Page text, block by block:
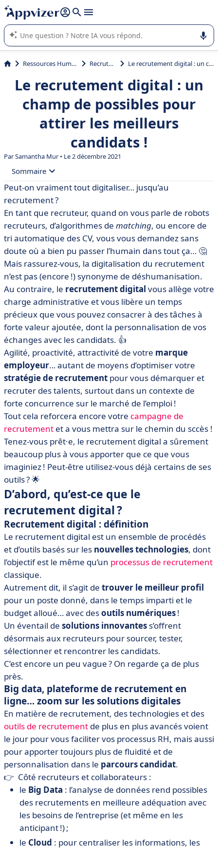
répondre (plusieurs lignes avec
L'IA de Appvizer vous guide dans l'utilisation ou la sélection de
logiciel SaaS en entreprise.
Ressources Humaines (RH) Recrutement Le recrutement digital : un champ de possibles pour attirer les meilleurs candidats !
Le recrutement digital : un
champ de possibles pour
attirer les meilleurs
candidats !
ParSamantha Mur• Le 2 décembre 2021
Sommaire
• D’abord, qu’est-ce que le recrutement digital ?
• Pourquoi mettre en place un recrutement digital ?
• Comment faire un recrutement digital ? 7 outils à
adopter !
• On résume 📝
Peut-on vraiment tout digitaliser… jusqu’au
recrutement ?
En tant que recruteur, quand on vous parle de robots
recruteurs, d’algorithmes de matching, ou encore de
tri automatique des CV, vous vous demandez sans
doute où a bien pu passer l’humain dans tout ça… 🤔
Mais rassurez-vous, la digitalisation du recrutement
n’est pas (encore !) synonyme de déshumanisation.
Au contraire, le recrutement digital vous allège votre
charge administrative et vous libère un temps
précieux que vous pouvez consacrer à des tâches à
forte valeur ajoutée, dont la personnalisation de vos
échanges avec les candidats. 👍
Agilité, proactivité, attractivité de votre marque
employeur… autant de moyens d’optimiser votre
stratégie de recrutement pour vous démarquer et
recruter des talents, surtout dans un contexte de
forte concurrence sur le marché de l’emploi !
Tout cela reforcera encore votre campagne de
recrutement et a vous mettra sur le chemin du sccès !
Tenez-vous prêt·e, le recrutement digital a sûrement
beaucoup plus à vous apporter que ce que vous
imaginiez ! Peut-être utilisez-vous déjà certains de ses
outils ? 🌟
D’abord, qu’est-ce que le
recrutement digital ?
Recrutement digital : définition
Le recrutement digital est un ensemble de procédés
et d’outils basés sur les nouvelles technologies, dont
l’objectif est le même qu’un processus de recrutement
classique.
Autrement dit, il s’agit de trouver le meilleur profil
pour un poste donné, dans le temps imparti et le
budget alloué… avec desoutils numériques!
Un éventail de solutions innovantes s’offrent
désormais aux recruteurs pour sourcer, tester,
sélectionner et rencontrer les candidats.
C’est encore un peu vague ? On regarde ça de plus
près.
Big data, plateforme de recrutement en
ligne… zoom sur les solutions digitales
En matière de recrutement, des technologies et des
outils de recrutement de plus en plus avancés voient
le jour pour vous faciliter vos processus RH, mais aussi
pour apporter toujours plus de fluidité et de
personnalisation dans le parcours candidat.
👉 Côté recruteurs et collaborateurs :
le Big Data : l’analyse de données rend possibles
des recrutements en meilleure adéquation avec
les besoins de l’entreprise (et même en les
anticipant !) ;
le Cloud : pour centraliser les informations, les